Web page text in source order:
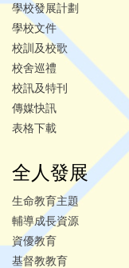
學校發展計劃
學校文件
校訓及校歌
校舍巡禮
校訊及特刊
傳媒快訊
表格下載
全人發展
生命教育主題
輔導成長資源
資優教育
基督教教育